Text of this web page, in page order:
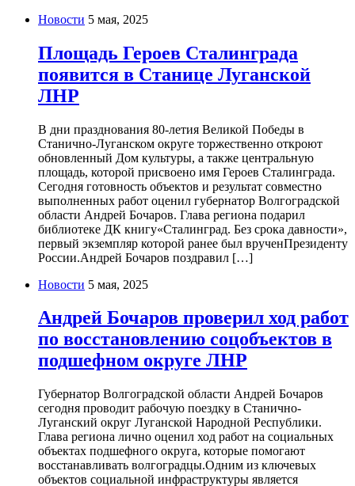
Новости 5 мая, 2025
Площадь Героев Сталинграда
появится в Станице Луганской
ЛНР
В дни празднования 80-летия Великой Победы в
Станично-Луганском округе торжественно откроют
обновленный Дом культуры, а также центральную
площадь, которой присвоено имя Героев Сталинграда.
Сегодня готовность объектов и результат совместно
выполненных работ оценил губернатор Волгоградской
области Андрей Бочаров. Глава региона подарил
библиотеке ДК книгу«Сталинград. Без срока давности»,
первый экземпляр которой ранее был врученПрезиденту
России.Андрей Бочаров поздравил […]
Новости 5 мая, 2025
Андрей Бочаров проверил ход работ
по восстановлению соцобъектов в
подшефном округе ЛНР
Губернатор Волгоградской области Андрей Бочаров
сегодня проводит рабочую поездку в Станично-
Луганский округ Луганской Народной Республики.
Глава региона лично оценил ход работ на социальных
объектах подшефного округа, которые помогают
восстанавливать волгоградцы.Одним из ключевых
объектов социальной инфраструктуры является